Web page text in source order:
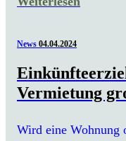
News 04.04.2024
Vermietung
Wird eine Wohnung